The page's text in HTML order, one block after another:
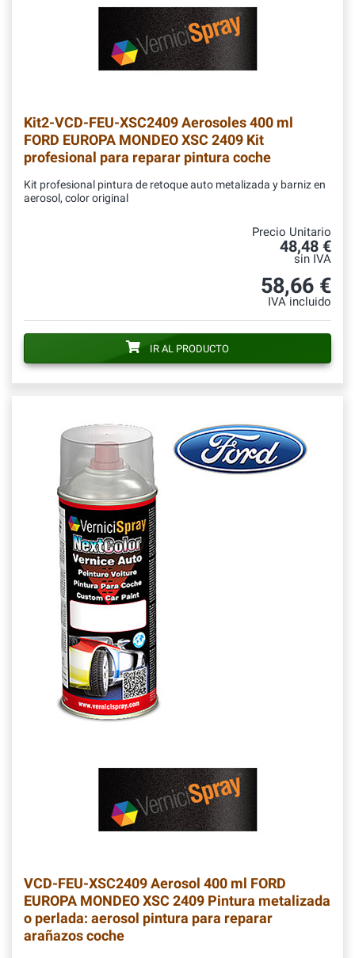
Kit2-VCD-FEU-XSC2409Aerosoles 400 ml
FORD EUROPA MONDEO XSC 2409 Kit
profesional para reparar pintura coche
Kit profesional pintura de retoque auto metalizada y barniz en
aerosol, color original
Precio Unitario
48,48 €
sin IVA
58,66 €
IVA incluido
IR AL PRODUCTO
VCD-FEU-XSC2409Aerosol 400 ml FORD
EUROPA MONDEO XSC 2409 Pintura metalizada
o perlada: aerosol pintura para reparar
arañazos coche